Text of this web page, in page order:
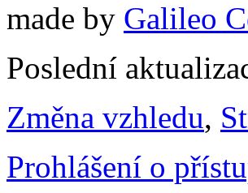
made by Galileo
Poslední
Změna vzhledu,
Prohlášení o